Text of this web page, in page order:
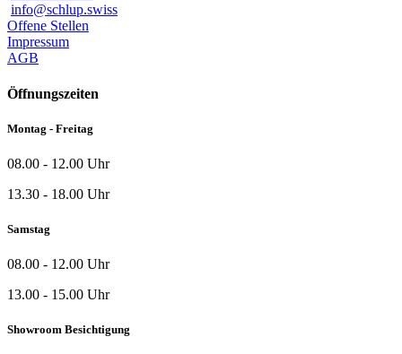
info@schlup.swiss
Offene Stellen
Impressum
AGB
Öffnungszeiten
Montag - Freitag
08.00 - 12.00 Uhr
13.30 - 18.00 Uhr
Samstag
08.00 - 12.00 Uhr
13.00 - 15.00 Uhr
Showroom Besichtigung